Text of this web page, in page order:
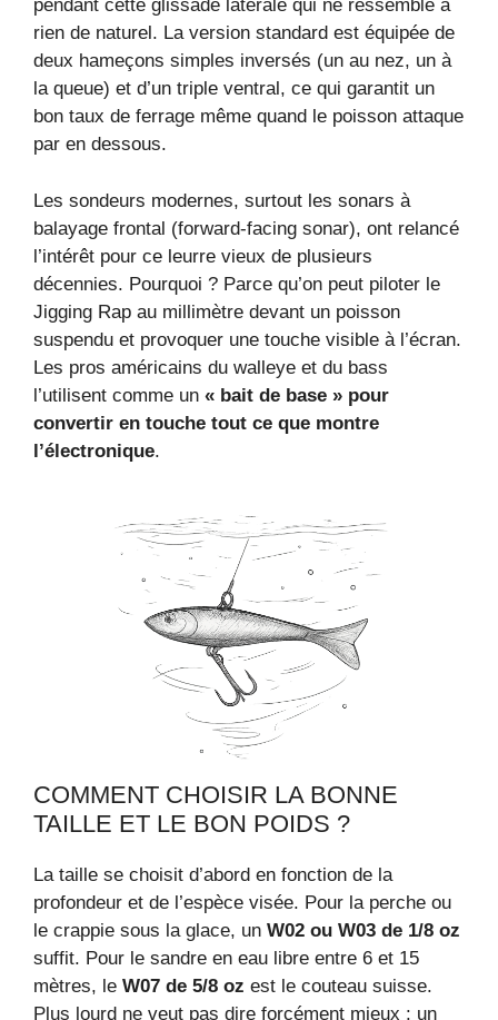
pendant cette glissade latérale qui ne ressemble à
rien de naturel. La version standard est équipée de
deux hameçons simples inversés (un au nez, un à
la queue) et d’un triple ventral, ce qui garantit un
bon taux de ferrage même quand le poisson attaque
par en dessous.
Les sondeurs modernes, surtout les sonars à
balayage frontal (forward-facing sonar), ont relancé
l’intérêt pour ce leurre vieux de plusieurs
décennies. Pourquoi ? Parce qu’on peut piloter le
Jigging Rap au millimètre devant un poisson
suspendu et provoquer une touche visible à l’écran.
Les pros américains du walleye et du bass
l’utilisent comme un « bait de base » pour
convertir en touche tout ce que montre
l’électronique.
COMMENT CHOISIR LA BONNE
TAILLE ET LE BON POIDS ?
La taille se choisit d’abord en fonction de la
profondeur et de l’espèce visée. Pour la perche ou
le crappie sous la glace, un W02 ou W03 de 1/8 oz
suffit. Pour le sandre en eau libre entre 6 et 15
mètres, le W07 de 5/8 oz est le couteau suisse.
Plus lourd ne veut pas dire forcément mieux : un